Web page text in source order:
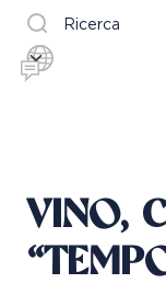
Ricerca
VINO,